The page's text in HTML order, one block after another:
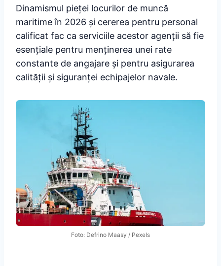
Dinamismul pieței locurilor de muncă
maritime în 2026 și cererea pentru personal
calificat fac ca serviciile acestor agenții să fie
esențiale pentru menținerea unei rate
constante de angajare și pentru asigurarea
calității și siguranței echipajelor navale.
Foto: Defrino Maasy / Pexels